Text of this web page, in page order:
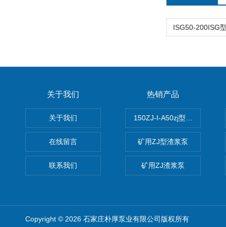
关于我们
关于我们
在线留言
联系我们
热销产品
150ZJ-I-A50zj型渣浆泵
矿用ZJ型渣浆泵
矿用ZJ渣浆泵
Copyright © 2026 石家庄朴厚泵业有限公司版权所有